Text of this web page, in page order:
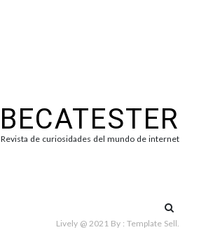
BECATESTER
Revista de curiosidades del mundo de internet
Buscar:
Lively @ 2021 By : Template Sell.